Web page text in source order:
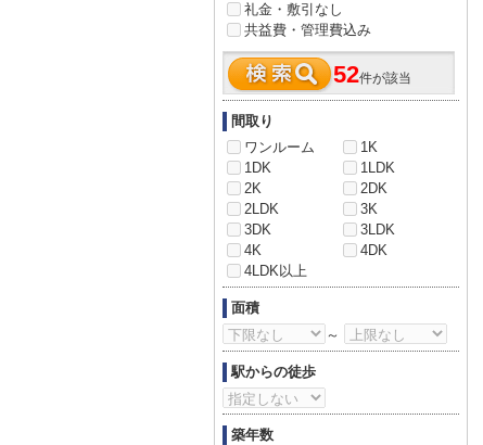
礼金・敷引なし
共益費・管理費込み
52件が該当
間取り
ワンルーム
1K
1DK
1LDK
2K
2DK
2LDK
3K
3DK
3LDK
4K
4DK
4LDK以上
面積
～
駅からの徒歩
築年数